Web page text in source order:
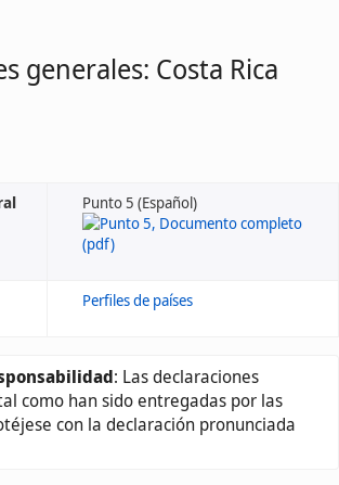
generales: Costa Rica
Punto 5 (Español)
Perfiles de países
: Las declaraciones
como han sido entregadas por las
con la declaración pronunciada